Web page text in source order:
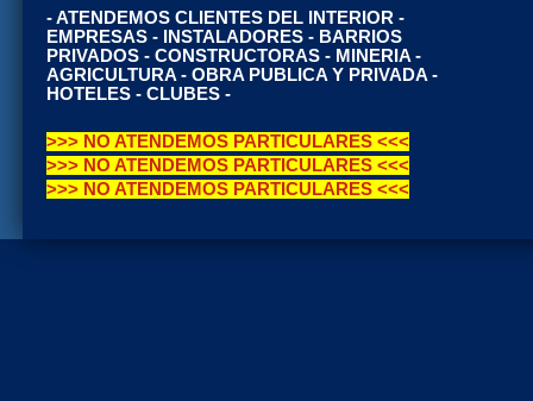
- ATENDEMOS CLIENTES DEL INTERIOR -
EMPRESAS - INSTALADORES - BARRIOS
PRIVADOS - CONSTRUCTORAS - MINERIA -
AGRICULTURA - OBRA PUBLICA Y PRIVADA -
HOTELES - CLUBES -
>>> NO ATENDEMOS PARTICULARES <<<
>>> NO ATENDEMOS PARTICULARES <<<
>>> NO ATENDEMOS PARTICULARES <<<